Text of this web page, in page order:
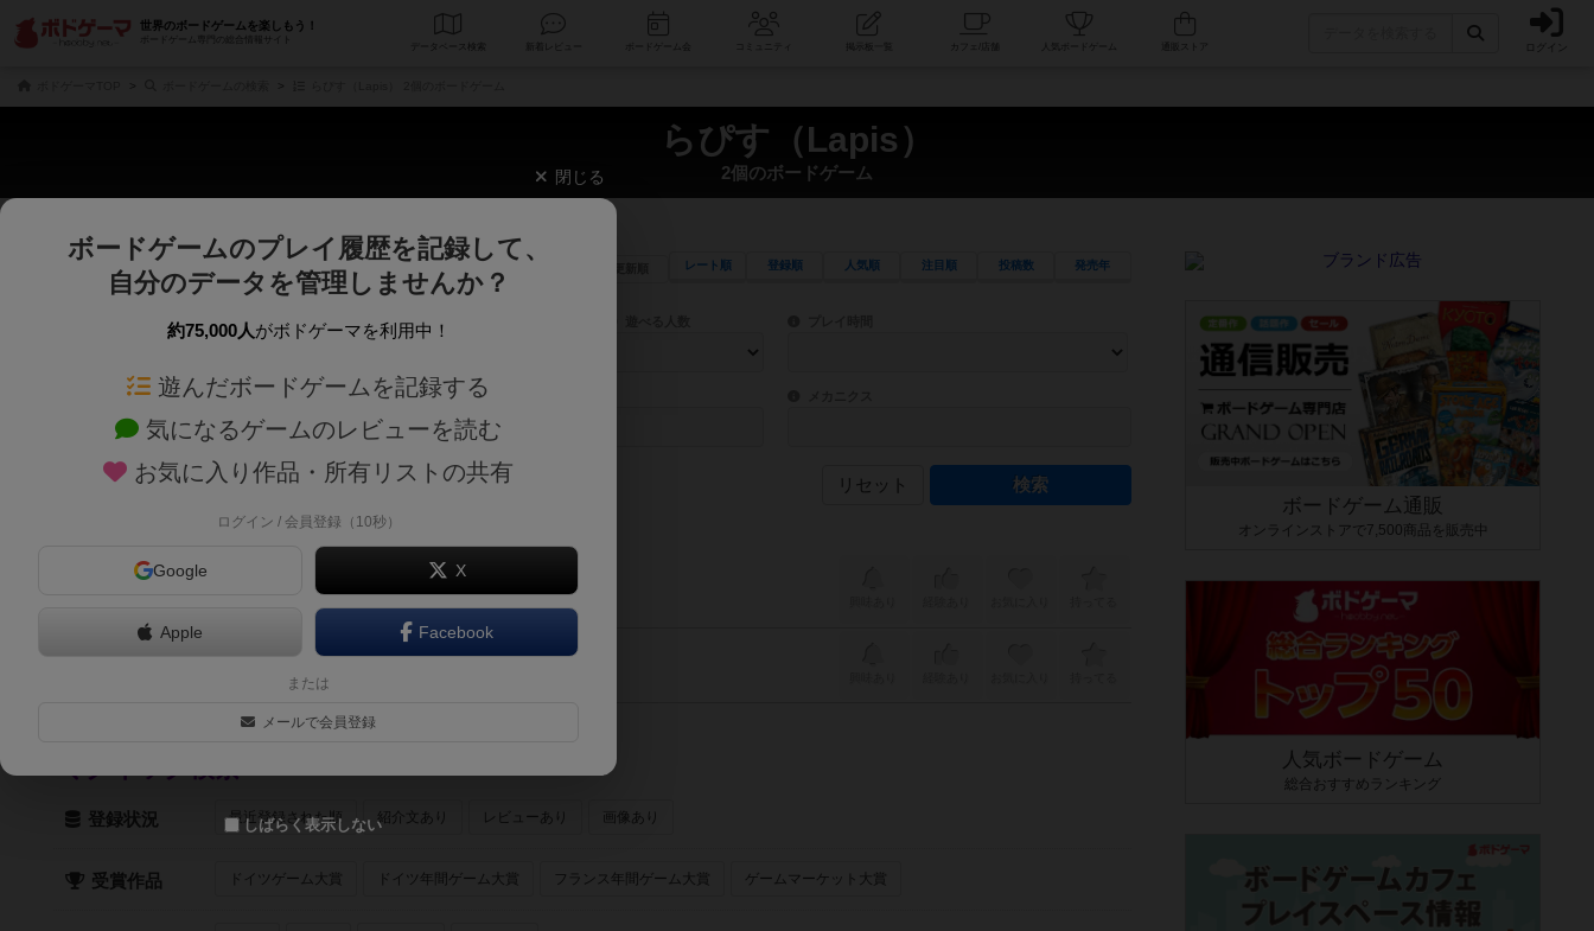
世界のボードゲームを楽しもう！
ボードゲーム専門の総合情報サイト
データベース コミュニティ 人気ボードゲーム ログイン
らぴす（Lapis）
2個のボードゲーム
じっくり表示 さくさく表示 レート順 登録順 人気順 注目順 投稿数 発売年
商品名、商品説明文、デザイナー名、テーマ名、メカニクス名を対象にフリーワード検索ができます。
ゲームデザイナー名を指定して検索できます。
ゲームデザイナー 目安となる所要時間を指定することができます。マニュアルを読む時間や参加者へのルール説明時間は含まれていないため、初めて
対象年齢を指定します。 世界観や登場人物などモチーフ・ストーリーを指定することができます。直感的にゲームシステムを理解できるよう、中世ファンタジー・クッキング・海賊同士の対決など、ゲームコンセプトを絞
テーマ/フレーバー ゲーム性を構成するコアシステムです。主にボードゲームに慣れている方向けの絞込機能です。例えば「ダイスロール」はランダ
リセット
スノーコロニー（Snow Colony）
30分～60分
ダイスダイスポリティクス（DICE × DICE POLITICS）
30分～60分
登録状況 最近登録された順 紹介文あり レビューあり 画像あり
受賞作品 ドイツゲーム大賞 ドイツ年間ゲーム大賞 フランス年間ゲーム大賞 ゲームマーケット大賞
ボードゲーム通販
オンラインストアで7,500商品を販売中
人気ボードゲーム
総合おすすめランキング
閉じる
ボードゲームのプレイ履歴を記録して、
自分のデータを管理しませんか？
約75,000人がボドゲーマを利用中！
遊んだボードゲームを記録する
気になるゲームのレビューを読む
お気に入り作品・所有リストの共有
ログイン / 会員登録（10秒）
Google X
Apple Facebook
または
メールで会員登録
しばらく表示しない